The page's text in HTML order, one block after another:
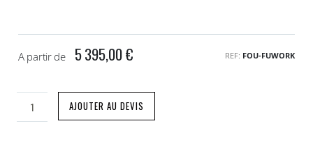
A partir de 5 395,00 € REF FOU-FUWORK
AJOUTER AU DEVIS